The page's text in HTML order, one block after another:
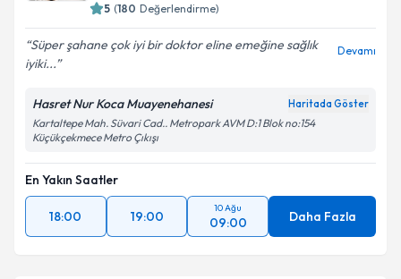
5 (180 Değerlendirme)
Süper şahane çok iyi bir doktor eline emeğine sağlık
iyiki...
Devamı
Hasret Nur Koca Muayenehanesi Haritada Göster
Kartaltepe Mah. Süvari Cad.. Metropark AVM D:1 Blok no:154
Küçükçekmece Metro Çıkışı
En Yakın Saatler
18:00 19:00
10 Ağu
09:00 Daha Fazla